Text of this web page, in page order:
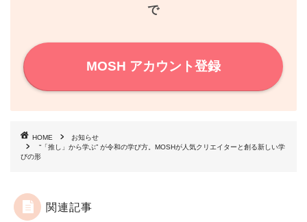
で
MOSH アカウント登録
HOME
お知らせ
“「推し」から学ぶ” が令和の学び方。MOSHが人気クリエイターと創る新しい学
びの形
関連記事